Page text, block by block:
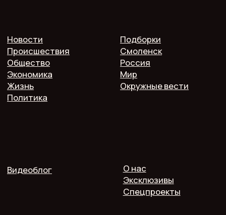
2025 @ Печь.Инфо
с мнением авторов.
Публичная оферта
Пользовательское соглашение
Политика конфиденциальности
Согласие на обработку персональных данных